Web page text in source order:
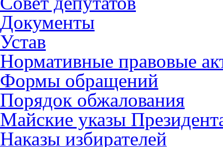
Документы
Устав
Нормативные правовые
Формы обращений
Порядок обжалования
Майские указы
Наказы избирателей